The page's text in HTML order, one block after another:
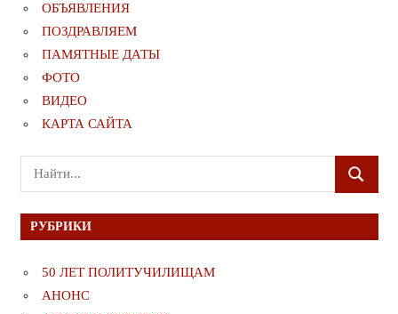
ОБЪЯВЛЕНИЯ
ПОЗДРАВЛЯЕМ
ПАМЯТНЫЕ ДАТЫ
ФОТО
ВИДЕО
КАРТА САЙТА
Поиск
для:
ПОИСК
РУБРИКИ
50 ЛЕТ ПОЛИТУЧИЛИЩАМ
АНОНС